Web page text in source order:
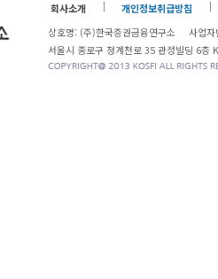
회사소개
개인정보취급방침
상호명: (주)한국증권금융연구소 사업
서울시 종로구 청계천로 35 관정빌딩